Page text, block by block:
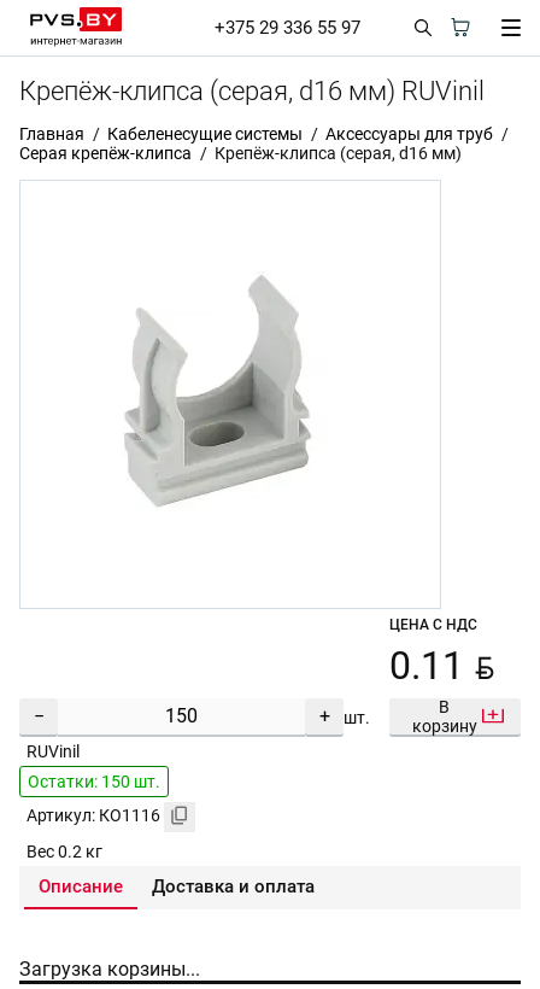
+375 29 336 55 97
Крепёж-клипса (серая, d16 мм) RUVinil
Главная Кабеленесущие системы
Аксессуары для труб
Серая крепёж-клипса
Крепёж-клипса (серая, d16 мм)
− + шт.
ЦЕНА С НДС
0.11 BYN
В
корзину
RUVinil
Остатки: 150 шт.
Артикул: КО1116
Вес 0.2 кг
Описание Доставка и оплата
Загрузка корзины...